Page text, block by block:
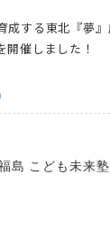
成する東北『夢
開催しました！